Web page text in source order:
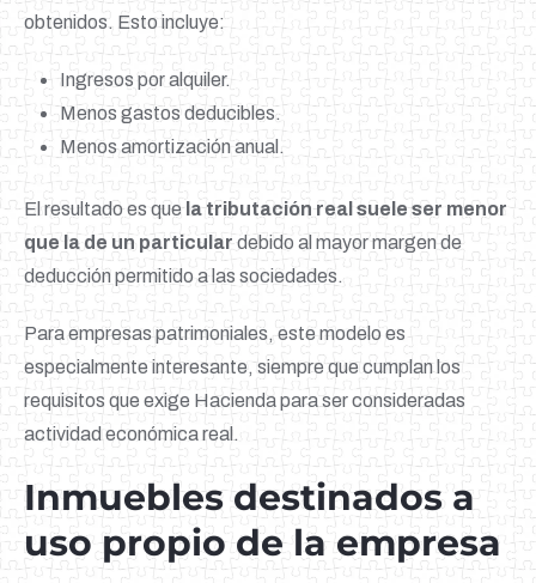
obtenidos. Esto incluye:
Ingresos por alquiler.
Menos gastos deducibles.
Menos amortización anual.
El resultado es que la tributación real suele ser menor
que la de un particular debido al mayor margen de
deducción permitido a las sociedades.
Para empresas patrimoniales, este modelo es
especialmente interesante, siempre que cumplan los
requisitos que exige Hacienda para ser consideradas
actividad económica real.
Inmuebles destinados a
uso propio de la empresa